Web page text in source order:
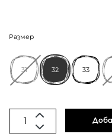
Размер
31 32 33